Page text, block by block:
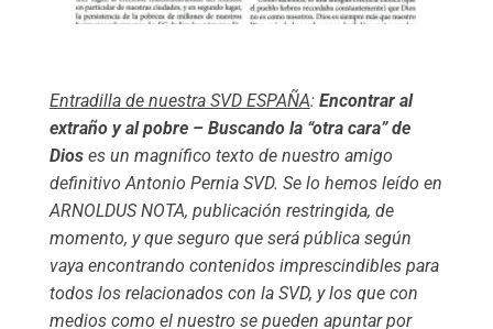
Entradilla de nuestra SVD ESPAÑA: Encontrar al
extraño y al pobre – Buscando la “otra cara” de
Dios es un magnífico texto de nuestro amigo
definitivo Antonio Pernia SVD. Se lo hemos leído en
ARNOLDUS NOTA, publicación restringida, de
momento, y que seguro que será pública según
vaya encontrando contenidos imprescindibles para
todos los relacionados con la SVD, y los que con
medios como el nuestro se pueden apuntar por